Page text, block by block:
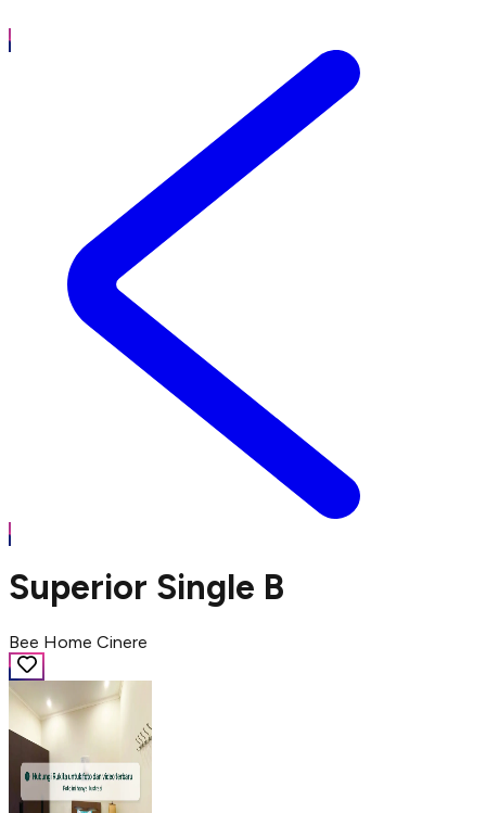
Superior Single B
Bee Home Cinere